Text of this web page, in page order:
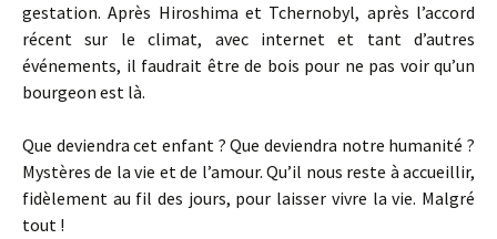
gestation. Après Hiroshima et Tchernobyl, après l’accord
récent sur le climat, avec internet et tant d’autres
événements, il faudrait être de bois pour ne pas voir qu’un
bourgeon est là.
Que deviendra cet enfant ? Que deviendra notre humanité ?
Mystères de la vie et de l’amour. Qu’il nous reste à accueillir,
fidèlement au fil des jours, pour laisser vivre la vie. Malgré
tout !